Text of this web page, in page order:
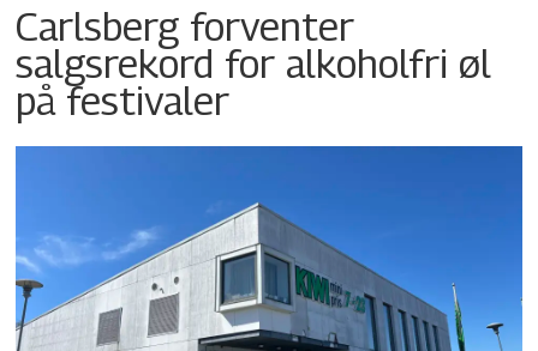
Carlsberg forventer
salgsrekord for alkoholfri øl
på festivaler